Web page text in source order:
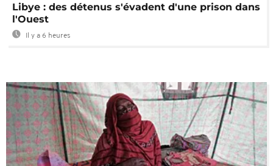
Libye : des détenus s'évadent d'une prison dans
l'Ouest
Il y a 6 heures